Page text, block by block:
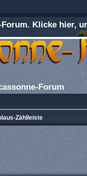
Klicke hier,
Forum
Zählleiste